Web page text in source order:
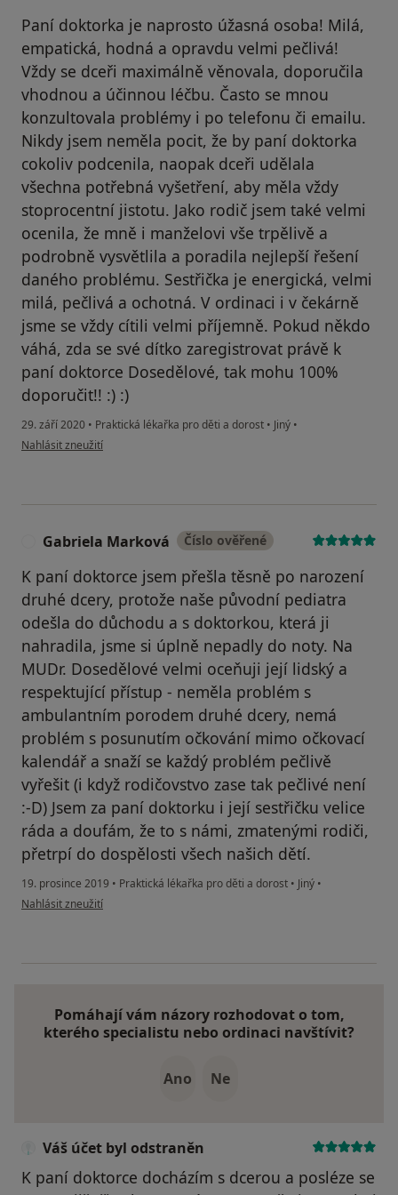
Paní doktorka je naprosto úžasná osoba! Milá,
empatická, hodná a opravdu velmi pečlivá!
Vždy se dceři maximálně věnovala, doporučila
vhodnou a účinnou léčbu. Často se mnou
konzultovala problémy i po telefonu či emailu.
Nikdy jsem neměla pocit, že by paní doktorka
cokoliv podcenila, naopak dceři udělala
všechna potřebná vyšetření, aby měla vždy
stoprocentní jistotu. Jako rodič jsem také velmi
ocenila, že mně i manželovi vše trpělivě a
podrobně vysvětlila a poradila nejlepší řešení
daného problému. Sestřička je energická, velmi
milá, pečlivá a ochotná. V ordinaci i v čekárně
jsme se vždy cítili velmi příjemně. Pokud někdo
váhá, zda se své dítko zaregistrovat právě k
paní doktorce Dosedělové, tak mohu 100%
doporučit!! :) :)
29. září 2020 • Praktická lékařka pro děti a dorost • Jiný •
podle názoru uživatele J. Matoušková
Nahlásit zneužití
Gabriela Marková Číslo ověřené
K paní doktorce jsem přešla těsně po narození
druhé dcery, protože naše původní pediatra
odešla do důchodu a s doktorkou, která ji
nahradila, jsme si úplně nepadly do noty. Na
MUDr. Dosedělové velmi oceňuji její lidský a
respektující přístup - neměla problém s
ambulantním porodem druhé dcery, nemá
problém s posunutím očkování mimo očkovací
kalendář a snaží se každý problém pečlivě
vyřešit (i když rodičovstvo zase tak pečlivé není
:-D) Jsem za paní doktorku i její sestřičku velice
ráda a doufám, že to s námi, zmatenými rodiči,
přetrpí do dospělosti všech našich dětí.
19. prosince 2019 • Praktická lékařka pro děti a dorost • Jiný •
podle názoru uživatele Gabriela Marková
Nahlásit zneužití
Pomáhají vám názory rozhodovat o tom,
kterého specialistu nebo ordinaci navštívit?
Ano Ne
Váš účet byl odstraněn
K paní doktorce docházím s dcerou a posléze se